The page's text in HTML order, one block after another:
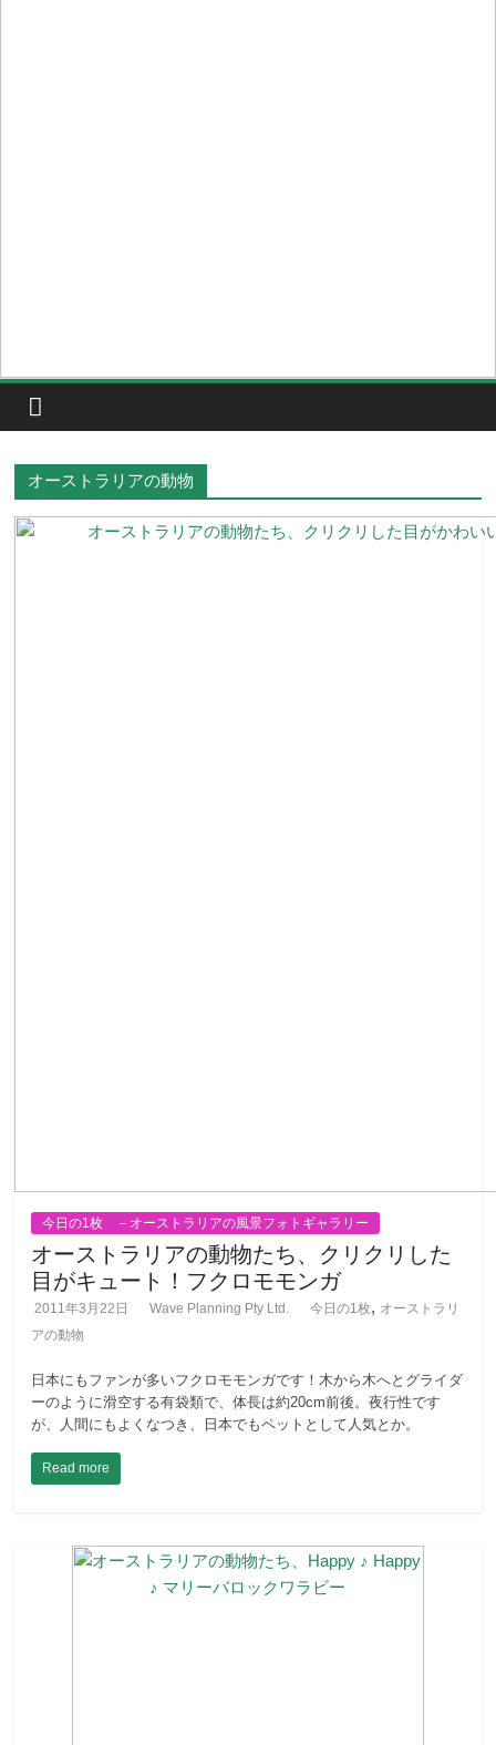
オーストラリアの動物
今日の1枚 －オーストラリアの風景フォトギャラリー
オーストラリアの動物たち、クリクリした
目がキュート！フクロモモンガ
2011年3月22日 Wave Planning Pty Ltd. 今日の1枚, オーストラリ
アの動物
日本にもファンが多いフクロモモンガです！木から木へとグライダ
ーのように滑空する有袋類で、体長は約20cm前後。夜行性です
が、人間にもよくなつき、日本でもペットとして人気とか。
Read more